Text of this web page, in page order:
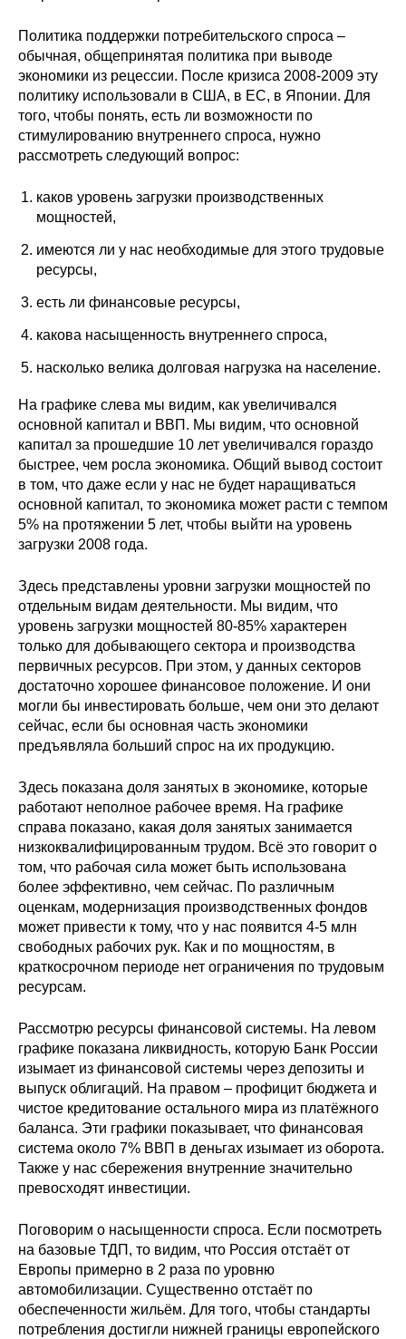
Кафедра МАДИ
Аспирантура
Об аспирантуре
Поступление
Обучение
Диссертационный совет
О совете
Материалы
Конкурсы и вакансии
Контакты
Политика поддержки потребительского спроса –
обычная, общепринятая политика при выводе
экономики из рецессии. После кризиса 2008-2009 эту
политику использовали в США, в ЕС, в Японии. Для
того, чтобы понять, есть ли возможности по
стимулированию внутреннего спроса, нужно
рассмотреть следующий вопрос:
каков уровень загрузки производственных
мощностей,
имеются ли у нас необходимые для этого трудовые
ресурсы,
есть ли финансовые ресурсы,
какова насыщенность внутреннего спроса,
насколько велика долговая нагрузка на население.
На графике слева мы видим, как увеличивался
основной капитал и ВВП. Мы видим, что основной
капитал за прошедшие 10 лет увеличивался гораздо
быстрее, чем росла экономика. Общий вывод состоит
в том, что даже если у нас не будет наращиваться
основной капитал, то экономика может расти с темпом
5% на протяжении 5 лет, чтобы выйти на уровень
загрузки 2008 года.
Здесь представлены уровни загрузки мощностей по
отдельным видам деятельности. Мы видим, что
уровень загрузки мощностей 80-85% характерен
только для добывающего сектора и производства
первичных ресурсов. При этом, у данных секторов
достаточно хорошее финансовое положение. И они
могли бы инвестировать больше, чем они это делают
сейчас, если бы основная часть экономики
предъявляла больший спрос на их продукцию.
Здесь показана доля занятых в экономике, которые
работают неполное рабочее время. На графике
справа показано, какая доля занятых занимается
низкоквалифицированным трудом. Всё это говорит о
том, что рабочая сила может быть использована
более эффективно, чем сейчас. По различным
оценкам, модернизация производственных фондов
может привести к тому, что у нас появится 4-5 млн
свободных рабочих рук. Как и по мощностям, в
краткосрочном периоде нет ограничения по трудовым
ресурсам.
Рассмотрю ресурсы финансовой системы. На левом
графике показана ликвидность, которую Банк России
изымает из финансовой системы через депозиты и
выпуск облигаций. На правом – профицит бюджета и
чистое кредитование остального мира из платёжного
баланса. Эти графики показывает, что финансовая
система около 7% ВВП в деньгах изымает из оборота.
Также у нас сбережения внутренние значительно
превосходят инвестиции.
Поговорим о насыщенности спроса. Если посмотреть
на базовые ТДП, то видим, что Россия отстаёт от
Европы примерно в 2 раза по уровню
автомобилизации. Существенно отстаёт по
обеспеченности жильём. Для того, чтобы стандарты
потребления достигли нижней границы европейского